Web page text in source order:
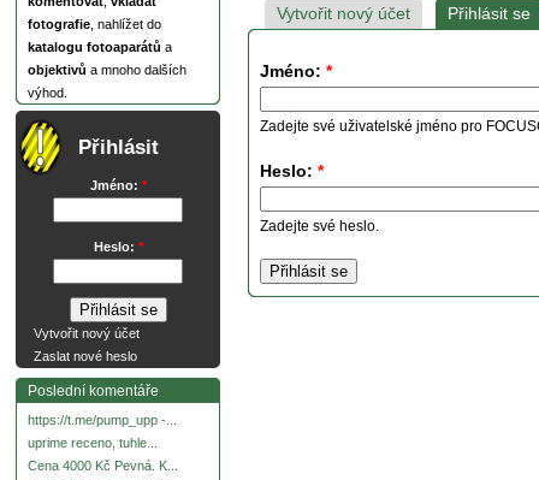
fotografie , nahlížet do
katalogu fotoaparátů a
objektivů a mnoho dalších
výhod.
Přihlásit
Jméno: *
Heslo: *
Vytvořit nový účet
Zaslat nové heslo
Poslední komentáře
https://t.me/pump_upp -...
uprime receno, tuhle...
Cena 4000 Kč Pevná. K...
Vytvořit nový účet Přihlásit se
Jméno: *
Zadejte své uživatelské jméno pro
Heslo: *
Zadejte své heslo.